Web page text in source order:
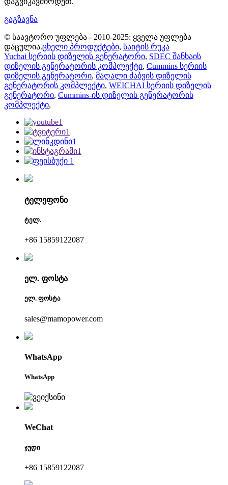
გაგზავნა
© საავტორო უფლება - 2010-2025: ყველა უფლება
დაცულია.ცხელი პროდუქტები, საიტის რუკა
Yuchai სერიის დიზელის გენერატორი, SDEC შანხაის
დიზელის გენერატორის კომპლექტი, Cummins სერიის
დიზელის გენერატორი, მაღალი ძაბვის დიზელის
გენერატორის კომპლექტი, WEICHAI სერიის დიზელის
გენერატორი, Cummins-ის დიზელის გენერატორის
კომპლექტი,
ტელეფონი
ტელ.
+86 15859122087
ელ. ფოსტა
ელ. ფოსტა
sales@mamopower.com
WhatsApp
WhatsApp
WeChat
ჯუდი
+86 15859122087